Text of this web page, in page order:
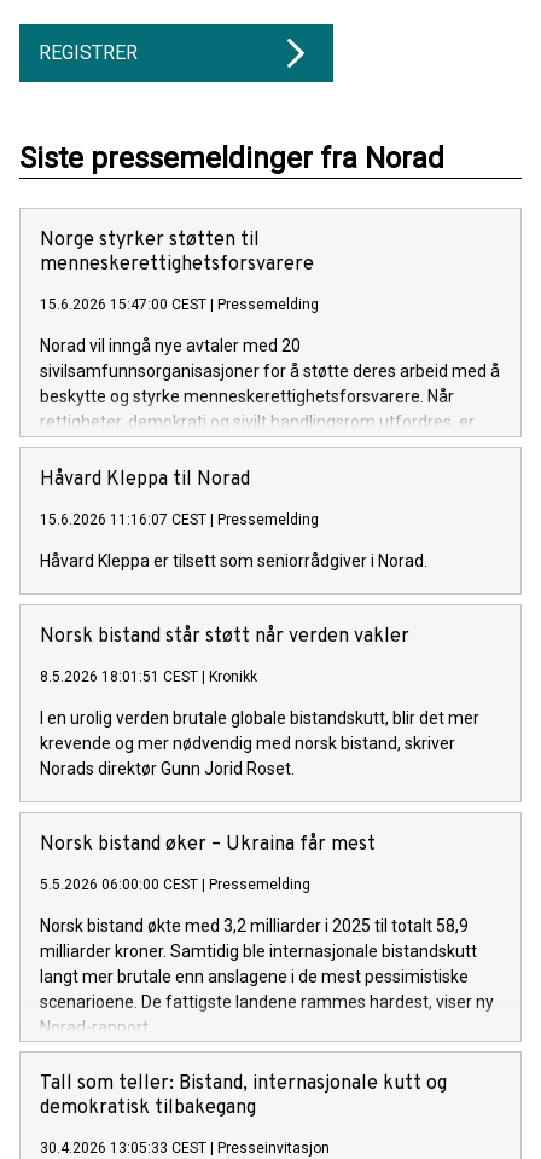
REGISTRER
Siste pressemeldinger fra Norad
Norge styrker støtten til
menneskerettighetsforsvarere
15.6.2026 15:47:00 CEST Pressemelding
Norad vil inngå nye avtaler med 20
sivilsamfunnsorganisasjoner for å støtte deres arbeid med å
beskytte og styrke menneskerettighetsforsvarere. Når
rettigheter, demokrati og sivilt handlingsrom utfordres, er
det disse forsvarerne som står i front mot overgrep og
rettighetsbrudd.
Håvard Kleppa til Norad
15.6.2026 11:16:07 CEST Pressemelding
Håvard Kleppa er tilsett som seniorrådgiver i Norad.
Norsk bistand står støtt når verden vakler
8.5.2026 18:01:51 CEST Kronikk
I en urolig verden brutale globale bistandskutt, blir det mer
krevende og mer nødvendig med norsk bistand, skriver
Norads direktør Gunn Jorid Roset.
Norsk bistand øker – Ukraina får mest
5.5.2026 06:00:00 CEST Pressemelding
Norsk bistand økte med 3,2 milliarder i 2025 til totalt 58,9
milliarder kroner. Samtidig ble internasjonale bistandskutt
langt mer brutale enn anslagene i de mest pessimistiske
scenarioene. De fattigste landene rammes hardest, viser ny
Norad-rapport.
Tall som teller: Bistand, internasjonale kutt og
demokratisk tilbakegang
30.4.2026 13:05:33 CEST Presseinvitasjon